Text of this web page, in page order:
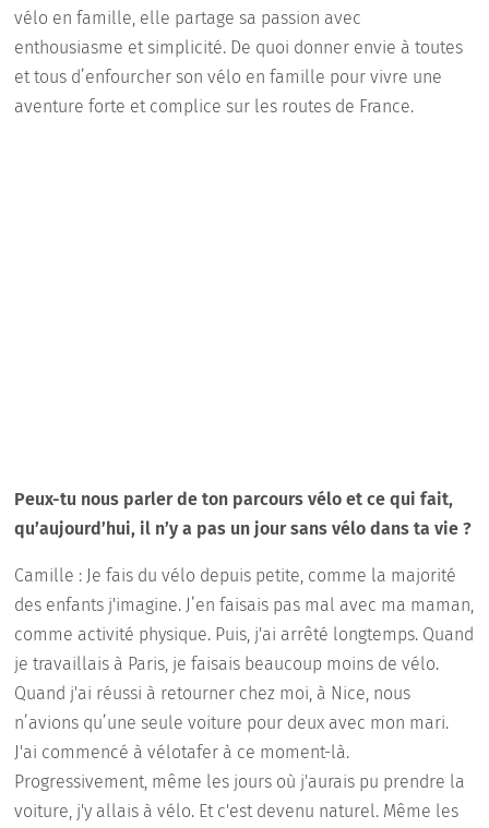
vélo en famille, elle partage sa passion avec
enthousiasme et simplicité. De quoi donner envie à toutes
et tous d’enfourcher son vélo en famille pour vivre une
aventure forte et complice sur les routes de France.
Peux-tu nous parler de ton parcours vélo et ce qui fait,
qu’aujourd’hui, il n’y a pas un jour sans vélo dans ta vie ?
Camille : Je fais du vélo depuis petite, comme la majorité
des enfants j'imagine. J’en faisais pas mal avec ma maman,
comme activité physique. Puis, j'ai arrêté longtemps. Quand
je travaillais à Paris, je faisais beaucoup moins de vélo.
Quand j'ai réussi à retourner chez moi, à Nice, nous
n’avions qu’une seule voiture pour deux avec mon mari.
J'ai commencé à vélotafer à ce moment-là.
Progressivement, même les jours où j'aurais pu prendre la
voiture, j'y allais à vélo. Et c'est devenu naturel. Même les